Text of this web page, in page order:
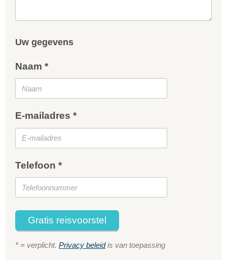
Uw gegevens
Naam *
E-mailadres *
Telefoon *
Gratis reisvoorstel
* = verplicht. Privacy beleidis van toepassing